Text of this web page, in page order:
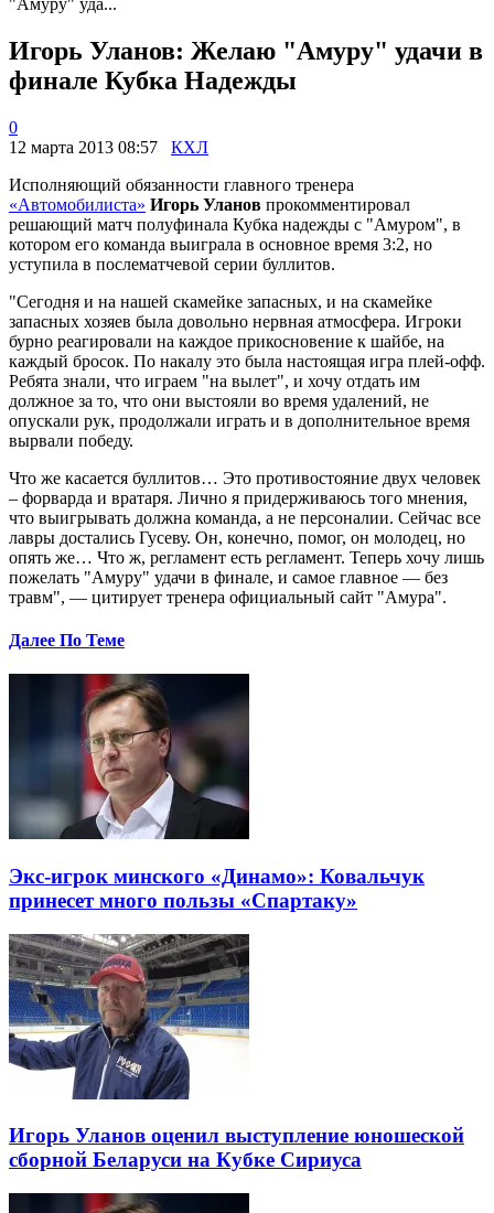
Игорь Уланов: Желаю "Амуру" удачи в
финале Кубка Надежды
0
12 марта 2013 08:57
КХЛ
Исполняющий обязанности главного тренера
«Автомобилиста» Игорь Уланов прокомментировал
решающий матч полуфинала Кубка надежды с "Амуром", в
котором его команда выиграла в основное время 3:2, но
уступила в послематчевой серии буллитов.
"Сегодня и на нашей скамейке запасных, и на скамейке
запасных хозяев была довольно нервная атмосфера. Игроки
бурно реагировали на каждое прикосновение к шайбе, на
каждый бросок. По накалу это была настоящая игра плей-офф.
Ребята знали, что играем "на вылет", и хочу отдать им
должное за то, что они выстояли во время удалений, не
опускали рук, продолжали играть и в дополнительное время
вырвали победу.
Что же касается буллитов… Это противостояние двух человек
– форварда и вратаря. Лично я придерживаюсь того мнения,
что выигрывать должна команда, а не персоналии. Сейчас все
лавры достались Гусеву. Он, конечно, помог, он молодец, но
опять же… Что ж, регламент есть регламент. Теперь хочу лишь
пожелать "Амуру" удачи в финале, и самое главное — без
травм", — цитирует тренера официальный сайт "Амура".
Далее По Теме
Экс-игрок минского «Динамо»: Ковальчук
принесет много пользы «Спартаку»
Игорь Уланов оценил выступление юношеской
сборной Беларуси на Кубке Сириуса